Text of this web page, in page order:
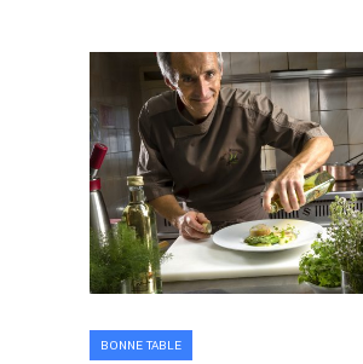
BONNE TABLE